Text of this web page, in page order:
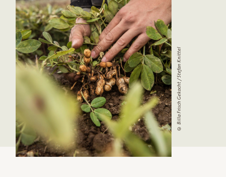
© Billa Frisch Gekocht / Stefan Knittel